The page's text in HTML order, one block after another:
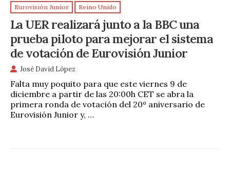
Eurovisión Junior Reino Unido
La UER realizará junto a la BBC una
prueba piloto para mejorar el sistema
de votación de Eurovisión Junior
José David López
Falta muy poquito para que este viernes 9 de
diciembre a partir de las 20:00h CET se abra la
primera ronda de votación del 20º aniversario de
Eurovisión Junior y, …